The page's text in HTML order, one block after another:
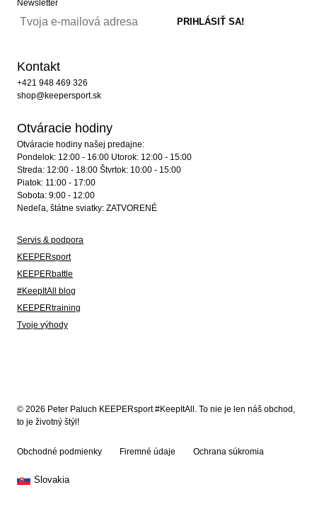
Newsletter
Kontakt
+421 948 469 326
shop@keepersport.sk
Otváracie hodiny
Otváracie hodiny našej predajne:
Pondelok: 12:00 - 16:00 Utorok: 12:00 - 15:00
Streda: 12:00 - 18:00 Štvrtok: 10:00 - 15:00
Piatok: 11:00 - 17:00
Sobota: 9:00 - 12:00
Nedeľa, štátne sviatky: ZATVORENÉ
Servis & podpora
KEEPERsport
KEEPERbattle
#KeepItAll blog
KEEPERtraining
Tvoje výhody
© 2026 Peter Paluch KEEPERsport #KeepItAll. To nie je len náš obchod,
to je životný štýl!
Obchodné podmienky Firemné údaje Ochrana súkromia
Slovakia